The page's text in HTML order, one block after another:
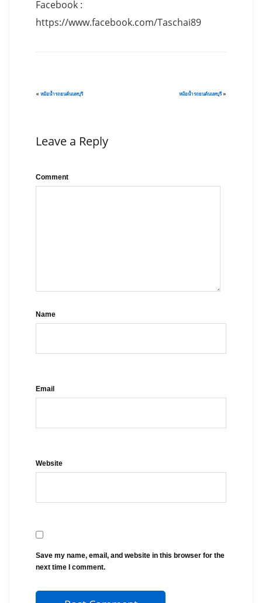
Facebook :
https://www.facebook.com/Taschai89
« หม้อน้ำรถยนต์นนทบุรี หม้อน้ำรถยนต์นนทบุรี»
Leave a Reply
Comment
Name
Email
Website
Save my name, email, and website in this browser for the
next time I comment.